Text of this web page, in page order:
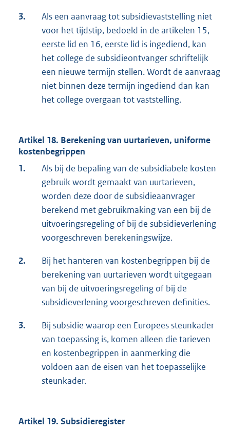
3.
Als een aanvraag tot subsidievaststelling niet
voor het tijdstip, bedoeld in de artikelen 15,
eerste lid en 16, eerste lid is ingediend, kan
het college de subsidieontvanger schriftelijk
een nieuwe termijn stellen. Wordt de aanvraag
niet binnen deze termijn ingediend dan kan
het college overgaan tot vaststelling.
Artikel 18. Berekening van uurtarieven, uniforme
kostenbegrippen
1.
Als bij de bepaling van de subsidiabele kosten
gebruik wordt gemaakt van uurtarieven,
worden deze door de subsidieaanvrager
berekend met gebruikmaking van een bij de
uitvoeringsregeling of bij de subsidieverlening
voorgeschreven berekeningswijze.
2.
Bij het hanteren van kostenbegrippen bij de
berekening van uurtarieven wordt uitgegaan
van bij de uitvoeringsregeling of bij de
subsidieverlening voorgeschreven definities.
3.
Bij subsidie waarop een Europees steunkader
van toepassing is, komen alleen die tarieven
en kostenbegrippen in aanmerking die
voldoen aan de eisen van het toepasselijke
steunkader.
Artikel 19. Subsidieregister